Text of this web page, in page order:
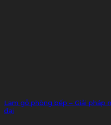
Lam gỗ phòng bếp – Giải pháp
đại